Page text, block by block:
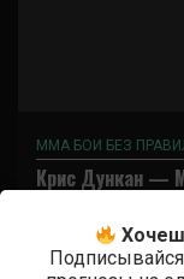
ММА БОИ БЕЗ
Крис Дункан —